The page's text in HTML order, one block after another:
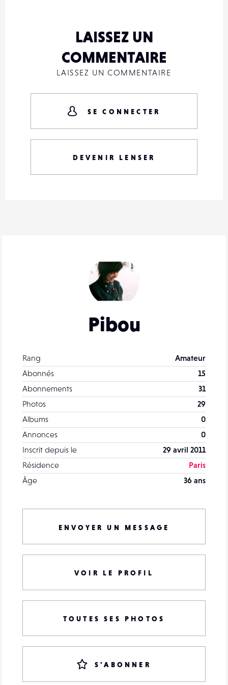
Pibou
Rang
Amateur
Abonnés
15
Abonnements
31
Photos
29
Albums
0
Annonces
0
Inscrit depuis le
29 avril 2011
Résidence
Paris
Âge
36 ans
ENVOYER UN MESSAGE
VOIR LE PROFIL
TOUTES SES PHOTOS
S'ABONNER
LAISSEZ UN
COMMENTAIRE
LAISSEZ UN COMMENTAIRE
SE CONNECTER
DEVENIR LENSER